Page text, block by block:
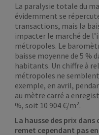
La paralysie totale du
évidemment se
transactions, mais la
impacter le marché de
métropoles. Le
baisse moyenne de 5 %
habitants. Un chiffre à
métropoles ne
exemple, en avril,
au mètre carré a
%, soit 10 904 €/m².
La hausse des prix
remet cependant pas